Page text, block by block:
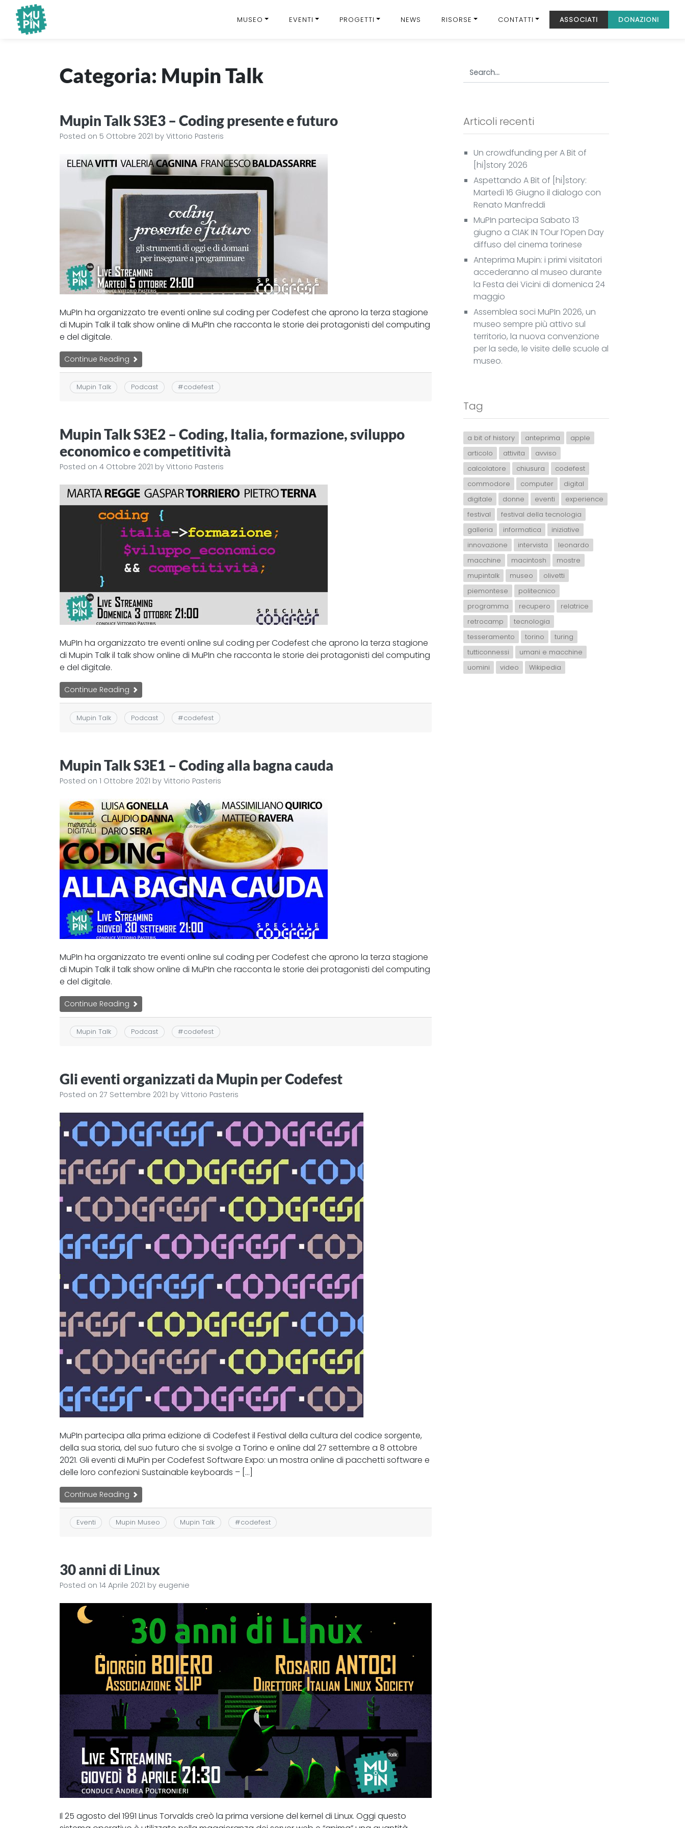
MUSEO EVENTI PROGETTI NEWS RISORSE CONTATTI ASSOCIATI DONAZIONI
Categoria: Mupin Talk
Mupin Talk S3E3 – Coding presente e futuro
Posted on 5 Ottobre 2021 by Vittorio Pasteris
MuPIn ha organizzato tre eventi online sul coding per Codefest che aprono la terza stagione
di Mupin Talk il talk show online di MuPIn che racconta le storie dei protagonisti del computing
e del digitale.
Continue Reading
Mupin Talk Podcast #codefest
Mupin Talk S3E2 – Coding, Italia, formazione, sviluppo
economico e competitività
Posted on 4 Ottobre 2021 by Vittorio Pasteris
MuPIn ha organizzato tre eventi online sul coding per Codefest che aprono la terza stagione
di Mupin Talk il talk show online di MuPIn che racconta le storie dei protagonisti del computing
e del digitale.
Continue Reading
Mupin Talk Podcast #codefest
Mupin Talk S3E1 – Coding alla bagna cauda
Posted on 1 Ottobre 2021 by Vittorio Pasteris
MuPIn ha organizzato tre eventi online sul coding per Codefest che aprono la terza stagione
di Mupin Talk il talk show online di MuPIn che racconta le storie dei protagonisti del computing
e del digitale.
Continue Reading
Mupin Talk Podcast #codefest
Gli eventi organizzati da Mupin per Codefest
Posted on 27 Settembre 2021 by Vittorio Pasteris
MuPIn partecipa alla prima edizione di Codefest il Festival della cultura del codice sorgente,
della sua storia, del suo futuro che si svolge a Torino e online dal 27 settembre a 8 ottobre
2021. Gli eventi di MuPin per Codefest Software Expo: un mostra online di pacchetti software e
delle loro confezioni Sustainable keyboards – […]
Continue Reading
Eventi Mupin Museo Mupin Talk #codefest
30 anni di Linux
Posted on 14 Aprile 2021 by eugenie
Il 25 agosto del 1991 Linus Torvalds creò la prima versione del kernel di Linux. Oggi questo
Articoli recenti
Un crowdfunding per A Bit of
[hi]story 2026
Aspettando A Bit of [hi]story:
Martedì 16 Giugno il dialogo con
Renato Manfreddi
MuPIn partecipa Sabato 13
giugno a CIAK IN TOur l’Open Day
diffuso del cinema torinese
Anteprima Mupin: i primi visitatori
accederanno al museo durante
la Festa dei Vicini di domenica 24
maggio
Assemblea soci MuPIn 2026, un
museo sempre più attivo sul
territorio, la nuova convenzione
per la sede, le visite delle scuole al
museo.
Tag
a bit of history anteprima
apple
articolo
attivita
avviso
calcolatore
chiusura
codefest
commodore
computer
digital
digitale
donne eventi
experience
festival
festival della tecnologia
galleria
informatica
iniziative
innovazione
intervista
leonardo
macchine
macintosh
mostre
mupintalk
museo
olivetti
piemontese
politecnico
programma
recupero
relatrice
retrocamp
tecnologia
tesseramento
torino
turing
tutticonnessi
umani e macchine
uomini
video Wikipedia